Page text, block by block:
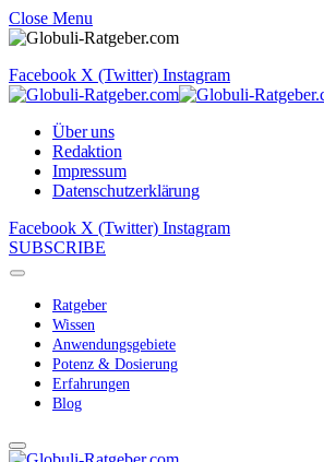
Close Menu
Facebook X (Twitter) Instagram
Über uns
Redaktion
Impressum
Datenschutzerklärung
Facebook X (Twitter) Instagram
SUBSCRIBE
Ratgeber
Wissen
Anwendungsgebiete
Potenz & Dosierung
Erfahrungen
Blog